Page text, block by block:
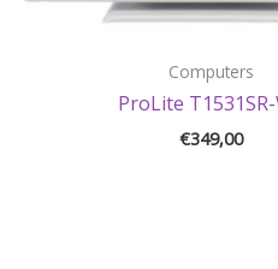
Computers
ProLite
€349,00